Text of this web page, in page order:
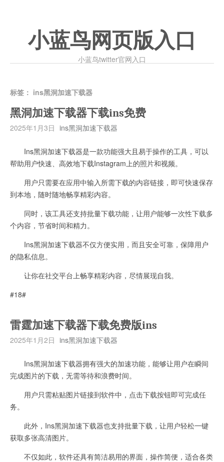
小蓝鸟网页版入口
小蓝鸟twitter官网入口
标签： ins黑洞加速下载器
黑洞加速下载器下载ins免费
2025年1月3日 ins黑洞加速下载器
Ins黑洞加速下载器是一款功能强大且易于操作的工具，可以
帮助用户快速、高效地下载Instagram上的照片和视频。
用户只需要在应用中输入所需下载的内容链接，即可快速保存
到本地，随时随地畅享精彩内容。
同时，该工具还支持批量下载功能，让用户能够一次性下载多
个内容，节省时间和精力。
Ins黑洞加速下载器不仅方便实用，而且安全可靠，保障用户
的隐私信息。
让你在社交平台上畅享精彩内容，尽情展现自我。
#18#
雷霆加速下载器下载免费版ins
2025年1月2日 ins黑洞加速下载器
Ins黑洞加速下载器拥有强大的加速功能，能够让用户在瞬间
完成图片的下载，无需等待和浪费时间。
用户只需粘贴图片链接到软件中，点击下载按钮即可完成任
务。
此外，Ins黑洞加速下载器也支持批量下载，让用户轻松一键
获取多张高清图片。
不仅如此，软件还具有简洁易用的界面，操作简便，适合各类